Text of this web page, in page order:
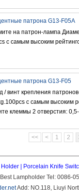
патрона G13-F05A
на патрон-лампа
с самым высоким
патрона G13-F05
/ винт крепления
с самым высоким
клеммы 2 отверстия:
<< < 1 2
Holder Porcelain Knife
Lampholder Tel: 0086-
Add: NO.118, Liuyi